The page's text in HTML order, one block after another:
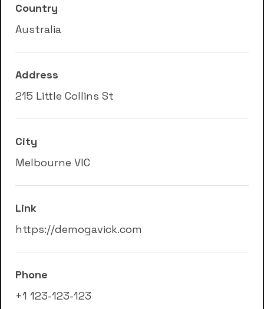
Country
Australia
Address
215 Little Collins St
City
Melbourne VIC
Link
https://demogavick.com
Phone
+1 123-123-123